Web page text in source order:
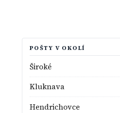
POŠTY V OKOLÍ
Široké
Kluknava
Hendrichovce